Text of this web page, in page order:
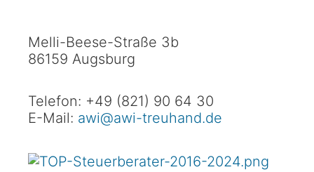
Melli-Beese-Straße 3b
86159 Augsburg
Telefon: +49 (821) 90 64 30
E-Mail: awi@awi-treuhand.de